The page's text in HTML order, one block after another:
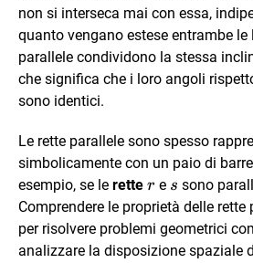
non si interseca mai con essa,
quanto vengano estese entrambe le
parallele condividono la stessa
che significa che i loro angoli
sono identici.
Le rette parallele sono spesso
simbolicamente con un paio di
esempio, se le rette r e s sono
Comprendere le proprietà delle rette
per risolvere problemi geometrici
analizzare la disposizione spaziale